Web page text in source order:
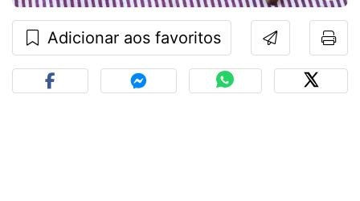
Adicionar aos favoritos